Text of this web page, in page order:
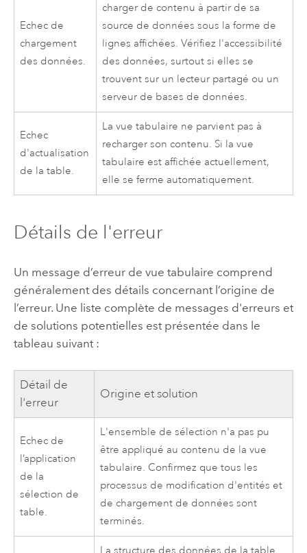
Echec de
chargement
des données.
charger de contenu à partir de sa
source de données sous la forme de
lignes affichées. Vérifiez l'accessibilité
des données, surtout si elles se
trouvent sur un lecteur partagé ou un
serveur de bases de données.
Echec
d'actualisation
de la table.
La vue tabulaire ne parvient pas à
recharger son contenu. Si la vue
tabulaire est affichée actuellement,
elle se ferme automatiquement.
Détails de l'erreur
Un message d’erreur de vue tabulaire comprend
généralement des détails concernant l’origine de
l’erreur. Une liste complète de messages d'erreurs et
de solutions potentielles est présentée dans le
tableau suivant :
Détail de
l'erreur
Origine et solution
Echec de
l’application
de la
sélection de
table.
L'ensemble de sélection n'a pas pu
être appliqué au contenu de la vue
tabulaire. Confirmez que tous les
processus de modification d'entités et
de chargement de données sont
terminés.